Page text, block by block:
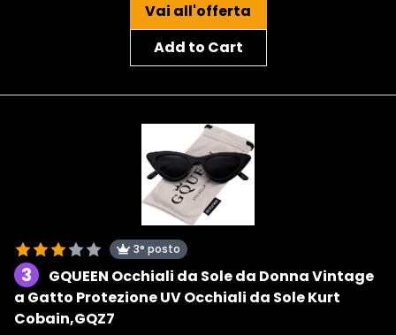
Vai all'offerta
Add to Cart
3° posto
3
GQUEEN Occhiali da Sole da Donna Vintage
a Gatto Protezione UV Occhiali da Sole Kurt
Cobain,GQZ7